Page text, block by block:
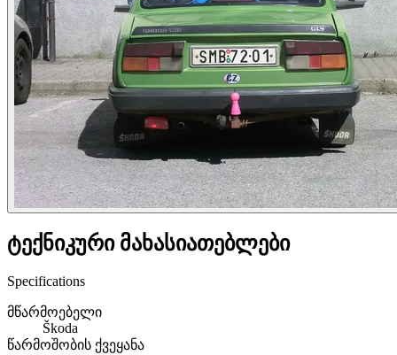
ტექნიკური მახასიათებლები
Specifications
მწარმოებელი
Škoda
წარმოშობის ქვეყანა